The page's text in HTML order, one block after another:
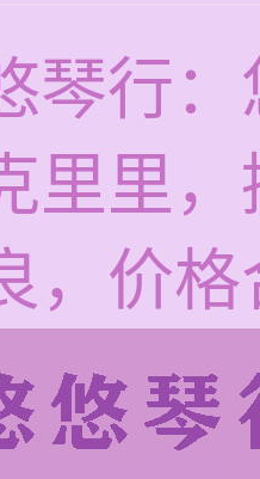
琴行
里里
，价